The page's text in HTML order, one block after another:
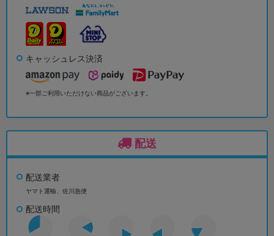
キャッシュレス決済
※一部ご利用いただけない商品がございます。
配送
配送業者
ヤマト運輸、佐川急便
配送時間